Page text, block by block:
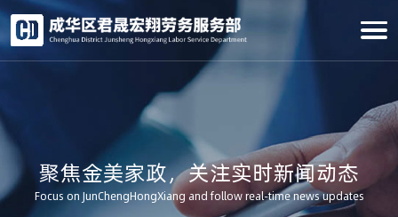
聚焦金美家政，关注实时新闻动态
Focus on JunChengHongXiang and follow real-time news updates